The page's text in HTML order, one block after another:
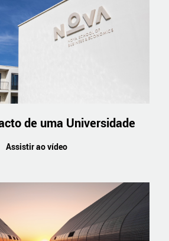
de uma Universidade
Assistir ao vídeo